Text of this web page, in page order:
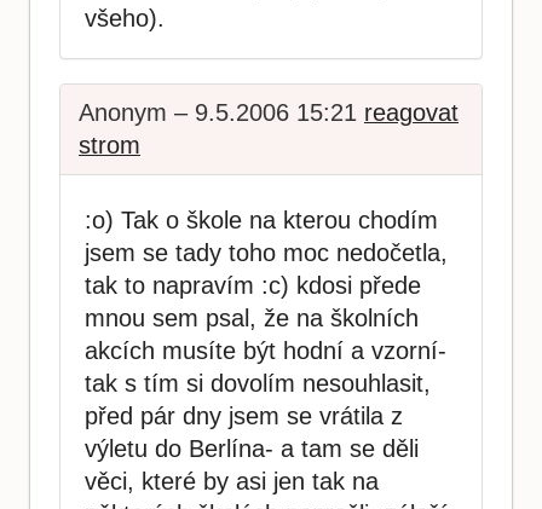
všeho).
Anonym – 9.5.2006 15:21 reagovat
strom
:o) Tak o škole na kterou chodím
jsem se tady toho moc nedočetla,
tak to napravím :c) kdosi přede
mnou sem psal, že na školních
akcích musíte být hodní a vzorní-
tak s tím si dovolím nesouhlasit,
před pár dny jsem se vrátila z
výletu do Berlína- a tam se děli
věci, které by asi jen tak na